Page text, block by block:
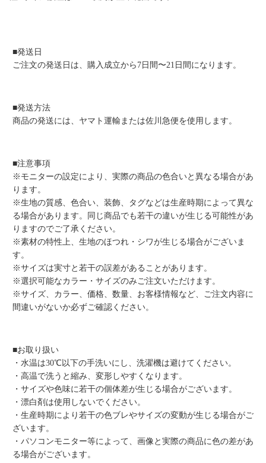
■発送日
ご注文の発送日は、購入成立から7日間〜21日間になります。
■発送方法
商品の発送には、ヤマト運輸または佐川急便を使用します。
■注意事項
※モニターの設定により、実際の商品の色合いと異なる場合があ
ります。
※生地の質感、色合い、装飾、タグなどは生産時期によって異な
る場合があります。同じ商品でも若干の違いが生じる可能性があ
りますのでご了承ください。
※素材の特性上、生地のほつれ・シワが生じる場合がございま
す。
※サイズは実寸と若干の誤差があることがあります。
※選択可能なカラー・サイズのみご注文いただけます。
※サイズ、カラー、価格、数量、お客様情報など、ご注文内容に
間違いがないか必ずご確認ください。
■お取り扱い
・水温は30℃以下の手洗いにし、洗濯機は避けてください。
・高温で洗うと縮み、変形しやすくなります。
・サイズや色味に若干の個体差が生じる場合がございます。
・漂白剤は使用しないでください。
・生産時期により若干の色ブレやサイズの変動が生じる場合がご
ざいます。
・パソコンモニター等によって、画像と実際の商品に色の差があ
る場合がございます。